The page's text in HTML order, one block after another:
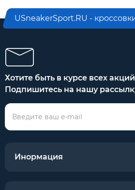
USneakerSport.RU -
Хотите быть в курсе всех
Подпишитесь на нашу
Инормация